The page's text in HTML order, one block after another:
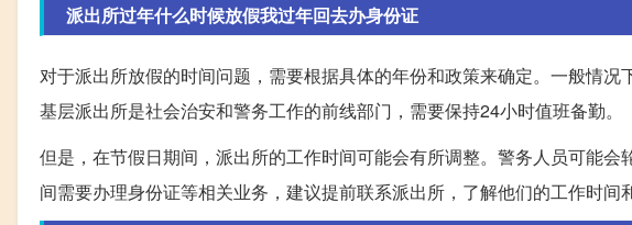
派出所过年什么时候放假我过年回去办身份证
对于派出所放假的时间问题，需要根据具体的年份和政策来确定。一般情
基层派出所是社会治安和警务工作的前线部门，需要保持24小时值班备勤。
但是，在节假日期间，派出所的工作时间可能会有所调整。警务人员可能
间需要办理身份证等相关业务，建议提前联系派出所，了解他们的工作时间